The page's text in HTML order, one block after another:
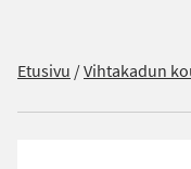
Etusivu /Vihtakadun